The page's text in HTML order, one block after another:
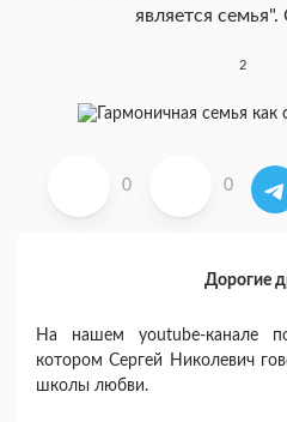
является
2
0 0
Дорогие
На нашем youtube-канале
котором Сергей Николевич
школы любви.